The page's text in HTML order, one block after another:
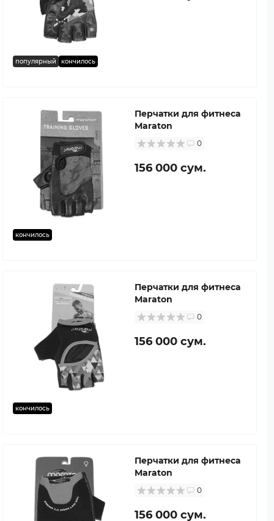
популярный кончилось
кончилось
Перчатки для фитнеса
Maraton
0
156 000 сум.
кончилось
Перчатки для фитнеса
Maraton
0
156 000 сум.
Перчатки для фитнеса
Maraton
0
156 000 сум.